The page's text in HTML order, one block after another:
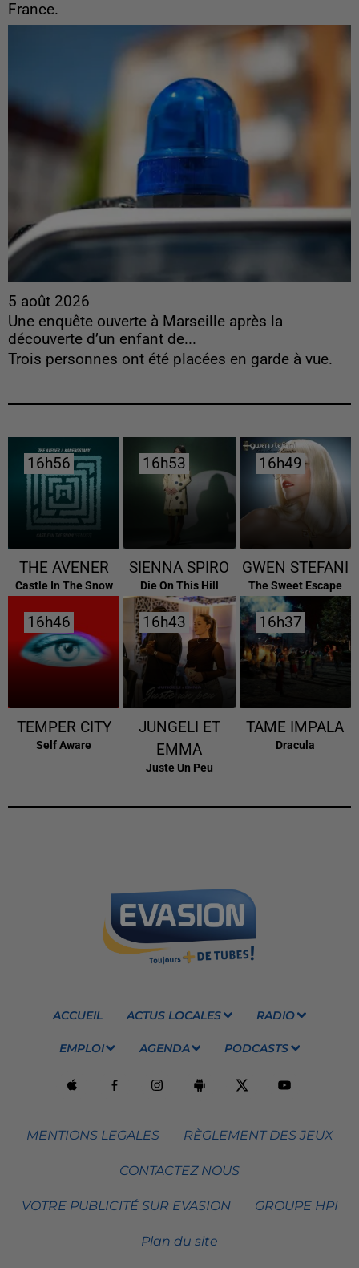
France.
5 août 2026
Une enquête ouverte à Marseille après la
découverte d’un enfant de...
Trois personnes ont été placées en garde à vue.
16h56
16h56
THE AVENER
Castle In The Snow
16h53
16h53
SIENNA SPIRO
Die On This Hill
16h49
16h49
GWEN STEFANI
The Sweet Escape
16h46
16h46
TEMPER CITY
Self Aware
16h43
16h43
JUNGELI ET
EMMA
Juste Un Peu
16h37
16h37
TAME IMPALA
Dracula
ACCUEIL ACTUS LOCALES RADIO
EMPLOI AGENDA PODCASTS
MENTIONS LEGALES RÈGLEMENT DES JEUX
CONTACTEZ NOUS
VOTRE PUBLICITÉ SUR EVASION GROUPE HPI
Plan du site